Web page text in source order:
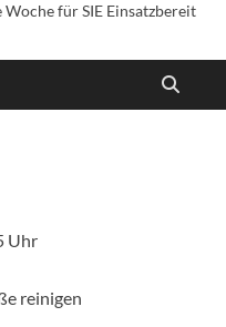
Woche für SIE Einsatzbereit
Uhr
reinigen